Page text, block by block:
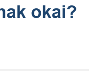
okai?